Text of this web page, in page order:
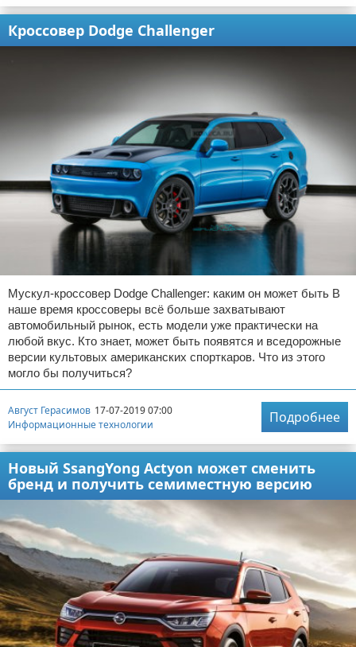
Кроссовер Dodge Challenger
Мускул-кроссовер Dodge Challenger: каким он может быть В
наше время кроссоверы всё больше захватывают
автомобильный рынок, есть модели уже практически на
любой вкус. Кто знает, может быть появятся и вседорожные
версии культовых американских спорткаров. Что из этого
могло бы получиться?
Август Герасимов 17-07-2019 07:00
Информационные технологии
Подробнее
Новый SsangYong Actyon может сменить
бренд и получить семиместную версию